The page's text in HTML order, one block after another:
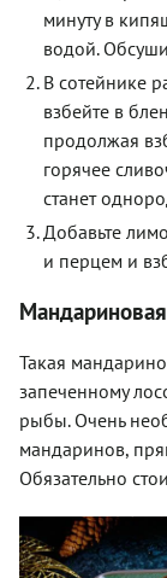
минуту в
водой.
В сотейнике
взбейте в
продолжая
горячее
станет
Добавьте
и перцем и
Такая
запеченному
рыбы. Очень
мандаринов,
Обязательно